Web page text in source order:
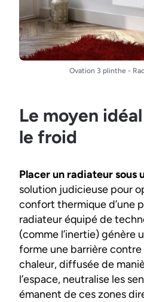
Ovation 3 plinthe -
Le moyen
le froid
Placer un radiateur sous
solution judicieuse pour
confort thermique d’une
radiateur équipé de
(comme l’inertie) génère
forme une barrière
chaleur, diffusée de
l’espace, neutralise les
émanent de ces zones